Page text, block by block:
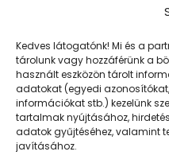
Kedves látogatónk! Mi és a
tárolunk vagy hozzáférünk a
használt eszközön tárolt
adatokat (egyedi
információkat stb.) kezelünk
tartalmak nyújtásához,
adatok gyűjtéséhez, valamint
javításához.
Védjük őket!